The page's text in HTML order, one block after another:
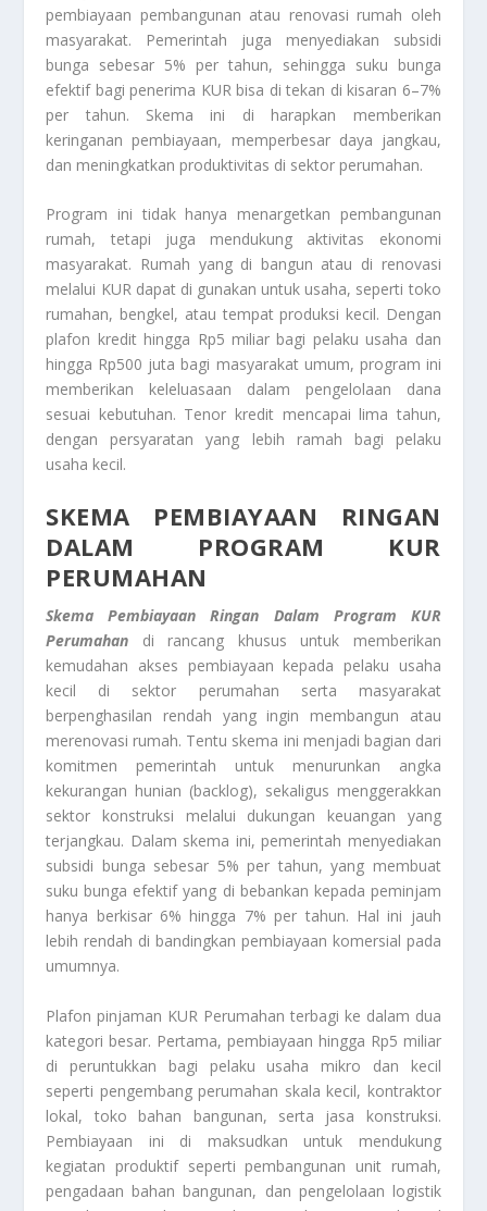
pembiayaan pembangunan atau renovasi rumah oleh
masyarakat. Pemerintah juga menyediakan subsidi
bunga sebesar 5% per tahun, sehingga suku bunga
efektif bagi penerima KUR bisa di tekan di kisaran 6–7%
per tahun. Skema ini di harapkan memberikan
keringanan pembiayaan, memperbesar daya jangkau,
dan meningkatkan produktivitas di sektor perumahan.
Program ini tidak hanya menargetkan pembangunan
rumah, tetapi juga mendukung aktivitas ekonomi
masyarakat. Rumah yang di bangun atau di renovasi
melalui KUR dapat di gunakan untuk usaha, seperti toko
rumahan, bengkel, atau tempat produksi kecil. Dengan
plafon kredit hingga Rp5 miliar bagi pelaku usaha dan
hingga Rp500 juta bagi masyarakat umum, program ini
memberikan keleluasaan dalam pengelolaan dana
sesuai kebutuhan. Tenor kredit mencapai lima tahun,
dengan persyaratan yang lebih ramah bagi pelaku
usaha kecil.
SKEMA PEMBIAYAAN RINGAN
DALAM PROGRAM KUR
PERUMAHAN
Skema Pembiayaan Ringan Dalam Program KUR
Perumahan di rancang khusus untuk memberikan
kemudahan akses pembiayaan kepada pelaku usaha
kecil di sektor perumahan serta masyarakat
berpenghasilan rendah yang ingin membangun atau
merenovasi rumah. Tentu skema ini menjadi bagian dari
komitmen pemerintah untuk menurunkan angka
kekurangan hunian (backlog), sekaligus menggerakkan
sektor konstruksi melalui dukungan keuangan yang
terjangkau. Dalam skema ini, pemerintah menyediakan
subsidi bunga sebesar 5% per tahun, yang membuat
suku bunga efektif yang di bebankan kepada peminjam
hanya berkisar 6% hingga 7% per tahun. Hal ini jauh
lebih rendah di bandingkan pembiayaan komersial pada
umumnya.
Plafon pinjaman KUR Perumahan terbagi ke dalam dua
kategori besar. Pertama, pembiayaan hingga Rp5 miliar
di peruntukkan bagi pelaku usaha mikro dan kecil
seperti pengembang perumahan skala kecil, kontraktor
lokal, toko bahan bangunan, serta jasa konstruksi.
Pembiayaan ini di maksudkan untuk mendukung
kegiatan produktif seperti pembangunan unit rumah,
pengadaan bahan bangunan, dan pengelolaan logistik